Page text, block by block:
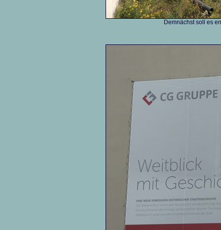
Demnächst soll es